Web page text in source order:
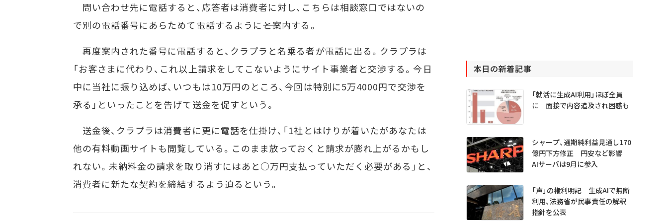
問い合わせ先に電話すると、応答者は消費者に対し、こちらは相談窓口ではないの
で別の電話番号にあらためて電話するように――と案内する。
再度案内された番号に電話すると、クラプラと名乗る者が電話に出る。クラプラは
「お客さまに代わり、これ以上請求をしてこないようにサイト事業者と交渉する。今日
中に当社に振り込めば、いつもは10万円のところ、今回は特別に5万4000円で交渉を
承る」といったことを告げて送金を促すという。
送金後、クラプラは消費者に更に電話を仕掛け、「1社とはけりが着いたがあなたは
他の有料動画サイトも閲覧している。このまま放っておくと請求が膨れ上がるかもし
れない。未納料金の請求を取り消すにはあと○万円支払っていただく必要がある」と、
消費者に新たな契約を締結するよう迫るという。
本日の新着記事
「就活に生成AI利用」ほぼ全員
に 面接で内容追及され困惑も
シャープ、通期純利益見通し170
億円下方修正 円安など影響
AIサーバは9月に参入
「声」の権利明記 生成AIで無断
利用、法務省が民事責任の解釈
指針を公表